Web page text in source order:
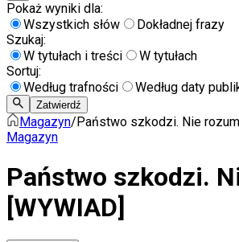
Pokaż wyniki dla:
Wszystkich słów
Dokładnej frazy
Szukaj:
W tytułach i treści
W tytułach
Sortuj:
Według trafności
Według daty
Zatwierdź
Magazyn/Państwo szkodzi. Nie
Magazyn
Państwo szkodzi.
[WYWIAD]